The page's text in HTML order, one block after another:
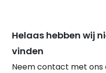
Helaas hebben wij
vinden
Neem contact met ons